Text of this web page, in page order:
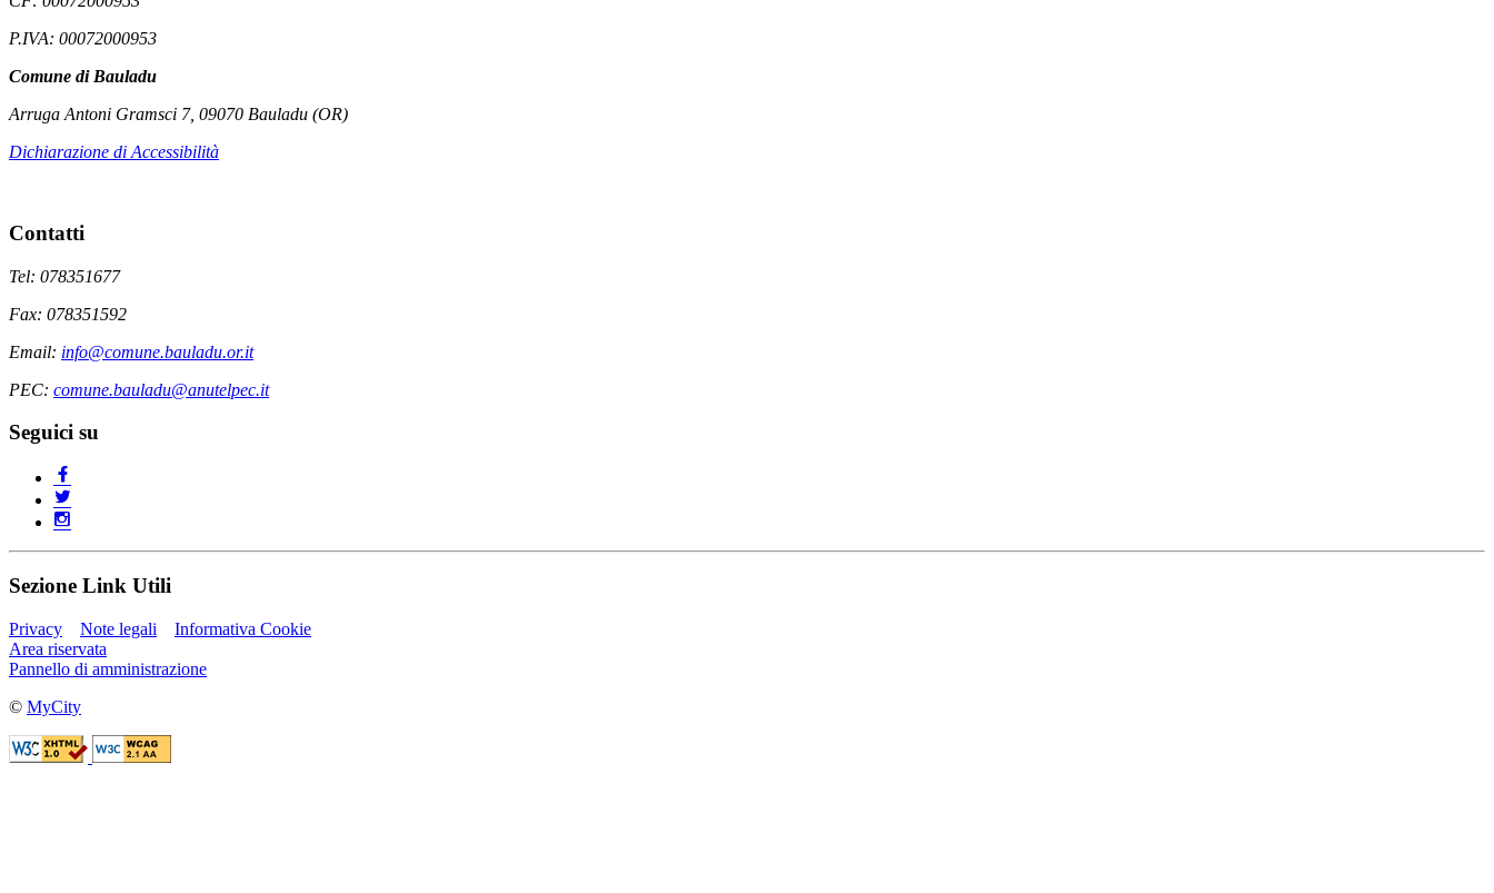
P.IVA: 00072000953
Comune di Bauladu
Arruga Antoni Gramsci 7, 09070 Bauladu (OR)
Dichiarazione di Accessibilità
Contatti
Tel: 078351677
Fax: 078351592
Email: info@comune.bauladu.or.it
PEC: comune.bauladu@anutelpec.it
Seguici su
Sezione Link Utili
Privacy Note legali
Informativa Cookie
Area riservata
Pannello di amministrazione
© MyCity